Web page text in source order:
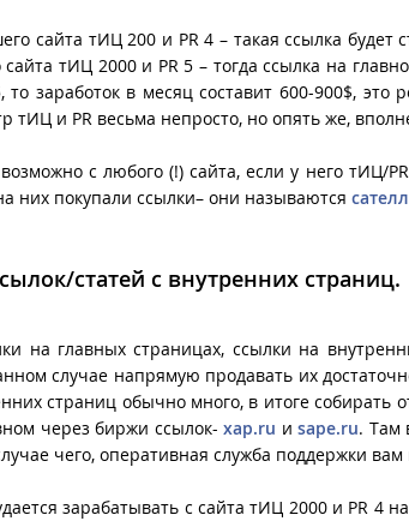
сайта тИЦ 200 и PR 4 – такая ссылка будет
тИЦ 2000 и PR 5 – тогда ссылка на
то заработок в месяц составит 600-900$,
тИЦ и PR весьма непросто, но опять же,
с любого (!) сайта, если у него тИЦ/
них покупали ссылки– они называются
статей с внутренних страниц.
на главных страницах, ссылки на
случае напрямую продавать их
страниц обычно много, в итоге собирать
через биржи ссылок- xap.ru и sape.ru. Там
чего, оперативная служба поддержки
зарабатывать с сайта тИЦ 2000 и PR 4